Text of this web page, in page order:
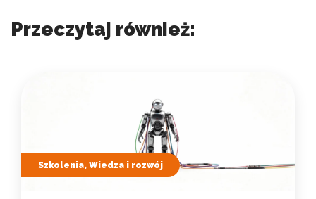
Przeczytaj również:
Szkolenia, Wiedza i rozwój